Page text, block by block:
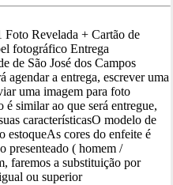
Revelada + Cartão de
fotográfico Entrega
de São José dos Campos
agendar a entrega, escrever uma
uma imagem para foto
similar ao que será entregue,
característicasO modelo de
estoqueAs cores do enfeite é
presenteado ( homem /
faremos a substituição por
ou superior